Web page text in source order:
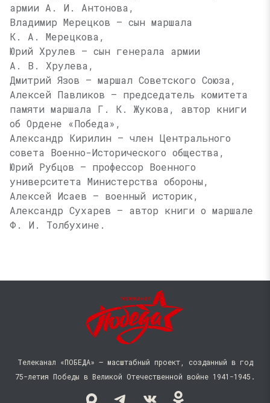
армии А. И. Антонова,
Владимир Мерецков — сын маршала
К. А. Мерецкова,
Юрий Хрулев — сын генерала армии
А. В. Хрулева,
Дмитрий Язов — маршал Советского Союза,
Алексей Павликов — председатель комитета
памяти маршала Г. К. Жукова, автор книги
об Ордене «Победа»,
Александр Кирилин — член Центрального
совета Военно-Исторического общества,
Юрий Рубцов — профессор Военного
университета Министерства обороны,
Алексей Исаев — военный историк,
Александр Сухарев — автор книги о маршале
Ф. И. Толбухине .
Телеканал «ПОБЕДА» — масштабный проект, созданный в год
75-летия Победы в Великой Отечественной войне 1941−1945.